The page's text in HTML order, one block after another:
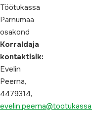
Töötukassa
Pärnumaa
osakond
Korraldaja
kontaktisik:
Evelin
Peerna,
4479314,